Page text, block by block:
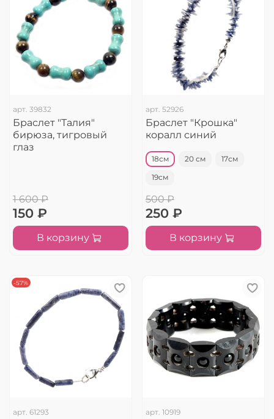
арт. 39832
Браслет "Талия"
бирюза, тигровый
глаз
1 600 ₽
150 ₽
В корзину
арт. 52926
Браслет "Крошка"
коралл синий
18см 20 см 17см
19см
500 ₽
250 ₽
В корзину
-57%
арт. 61293 арт. 10919